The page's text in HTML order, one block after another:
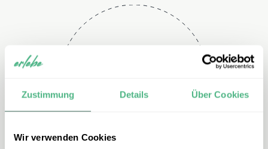
Zustimmung Details Über Cookies
Wir verwenden Cookies
+49 2151 3880 113